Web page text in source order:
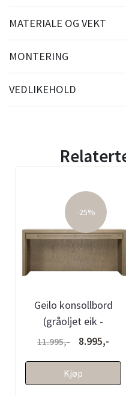
MATERIALE OG VEKT
MONTERING
VEDLIKEHOLD
-25%
Geilo konsollbord
(gråoljet eik -
180x40x80)
11.995,- 8.995,-
Kjøp